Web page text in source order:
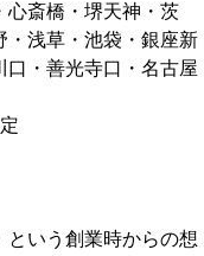
心斎橋・堺天神・茨
・浅草・池袋・銀座新
・善光寺口・名古屋
という創業時からの想